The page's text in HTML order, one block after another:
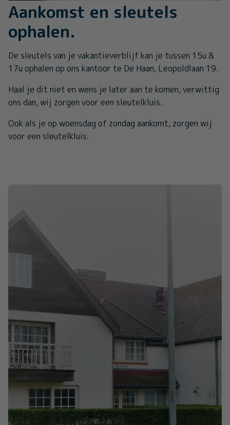
Aankomst en sleutels
ophalen.
De sleutels van je vakantieverblijf kan je tussen 15u &
17u ophalen op ons kantoor te De Haan, Leopoldlaan 19.
Haal je dit niet en wens je later aan te komen, verwittig
ons dan, wij zorgen voor een sleutelkluis.
Ook als je op woensdag of zondag aankomt, zorgen wij
voor een sleutelkluis.